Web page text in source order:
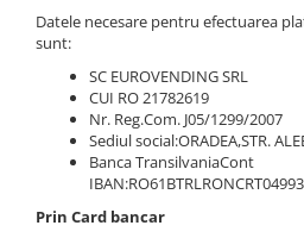
Datele necesare pentru efectuarea
sunt:
SC EUROVENDING SRL
CUI RO 21782619
Nr. Reg.Com. J05/1299/2007
Sediul social:ORADEA,STR.
Banca TransilvaniaCont
Prin Card bancar